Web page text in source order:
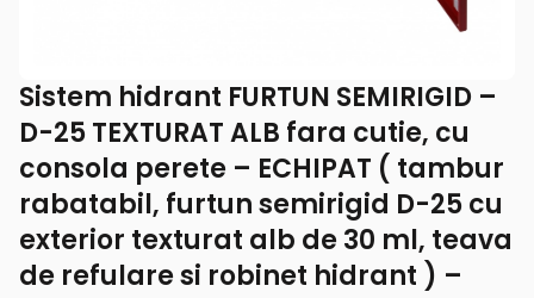
Sistem​ hidrant ​FURTUN SEMIRIGID –
D-25 TEXTURAT ALB fara cutie, cu
consola perete – ​ECHIPAT​ ( tambur
rabatabil, furtun semirigid D-25 cu
exterior texturat alb de 30 ml, teava
de refulare si robinet hidrant ) – ​